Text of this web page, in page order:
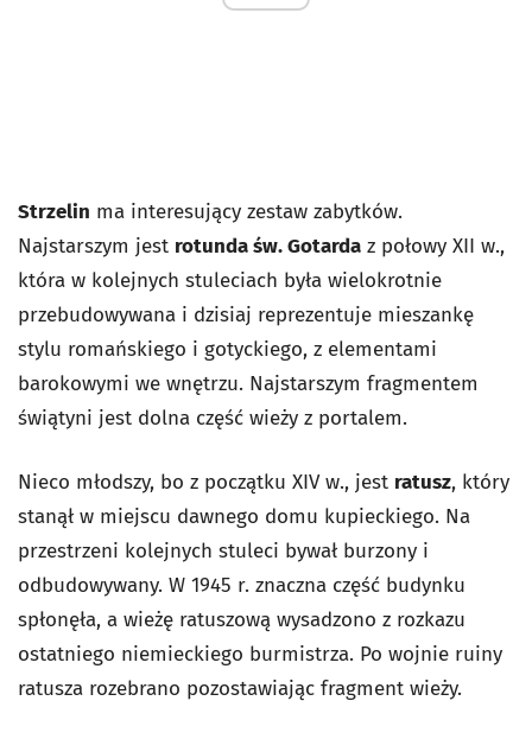
Strzelin ma interesujący zestaw zabytków.
Najstarszym jest rotunda św. Gotarda z połowy XII w.,
która w kolejnych stuleciach była wielokrotnie
przebudowywana i dzisiaj reprezentuje mieszankę
stylu romańskiego i gotyckiego, z elementami
barokowymi we wnętrzu. Najstarszym fragmentem
świątyni jest dolna część wieży z portalem.
Nieco młodszy, bo z początku XIV w., jest ratusz, który
stanął w miejscu dawnego domu kupieckiego. Na
przestrzeni kolejnych stuleci bywał burzony i
odbudowywany. W 1945 r. znaczna część budynku
spłonęła, a wieżę ratuszową wysadzono z rozkazu
ostatniego niemieckiego burmistrza. Po wojnie ruiny
ratusza rozebrano pozostawiając fragment wieży.